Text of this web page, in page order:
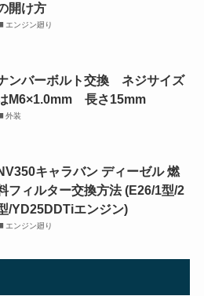
開け方
エンジン廻り
ンバーボルト交換 ネジサイズ
M6×1.0mm 長さ15mm
外装
キャラバン ディーゼル 燃
フィルター交換方法 (E26/1型/2
/YD25DDTiエンジン)
エンジン廻り